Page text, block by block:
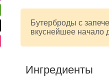
Бутерброды с
вкуснейшее начало
Ингредиенты